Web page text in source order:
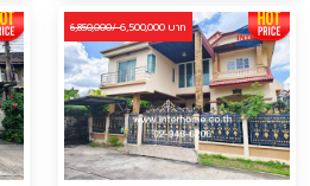
6,850,000/6,500,000 บาท